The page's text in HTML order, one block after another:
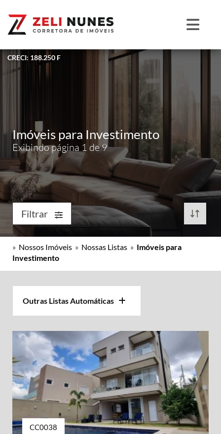
CRECI: 188.250 F
Imóveis para Investimento
Exibindo página 1 de 9
Filtrar
» Nossos Imóveis » Nossas Listas » Imóveis para
Investimento
Outras Listas Automáticas
CC0038